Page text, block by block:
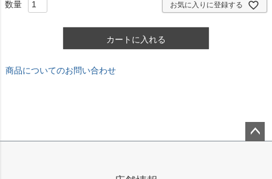
お気に入りに登録する
カートに入れる
商品についてのお問い合わせ